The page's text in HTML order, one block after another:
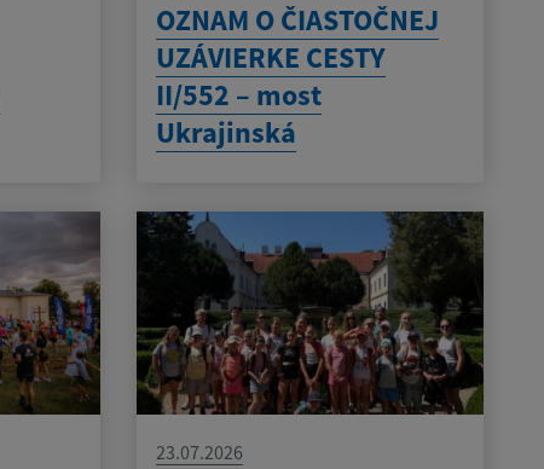
OZNAM O ČIASTOČNEJ
UZÁVIERKE CESTY
II/552 – most
Ukrajinská
23.07.2026